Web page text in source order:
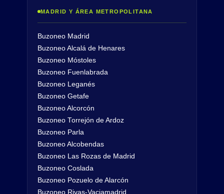
MADRID Y ÁREA METROPOLITANA
Buzoneo Madrid
Buzoneo Alcalá de Henares
Buzoneo Móstoles
Buzoneo Fuenlabrada
Buzoneo Leganés
Buzoneo Getafe
Buzoneo Alcorcón
Buzoneo Torrejón de Ardoz
Buzoneo Parla
Buzoneo Alcobendas
Buzoneo Las Rozas de Madrid
Buzoneo Coslada
Buzoneo Pozuelo de Alarcón
Buzoneo Rivas-Vaciamadrid